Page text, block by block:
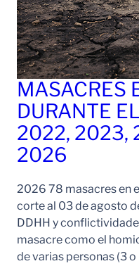
MASACRES
DURANTE
2022, 2023,
2026
2026 78 masacres en
corte al 03 de agosto
DDHH y
masacre como el
de varias personas (3